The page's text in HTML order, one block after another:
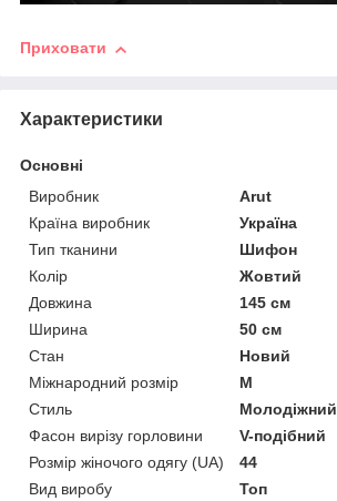
Приховати
Характеристики
Основні
Виробник
Arut
Країна виробник
Україна
Тип тканини
Шифон
Колір
Жовтий
Довжина
145 см
Ширина
50 см
Стан
Новий
Міжнародний розмір
M
Стиль
Молодіжний
Фасон вирізу горловини
V-подібний
Розмір жіночого одягу (UA)
44
Вид виробу
Топ